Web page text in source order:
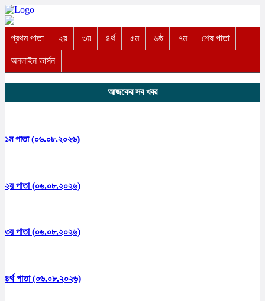
প্রথম পাতা ২য় ৩য় ৪র্থ ৫ম ৬ষ্ঠ ৭ম শেষ পাতা
অনলাইন ভার্সন
আজকের সব খবর
১ম পাতা (০৬.০৮.২০২৬)
২য় পাতা (০৬.০৮.২০২৬)
৩য় পাতা (০৬.০৮.২০২৬)
৪র্থ পাতা (০৬.০৮.২০২৬)